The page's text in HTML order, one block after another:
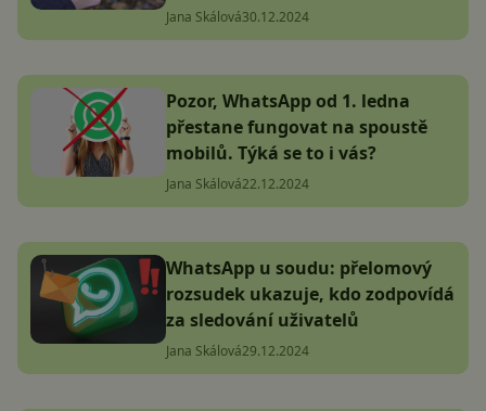
Jana Skálová30.12.2024
Pozor, WhatsApp od 1. ledna
přestane fungovat na spoustě
mobilů. Týká se to i vás?
Jana Skálová22.12.2024
WhatsApp u soudu: přelomový
rozsudek ukazuje, kdo zodpovídá
za sledování uživatelů
Jana Skálová29.12.2024